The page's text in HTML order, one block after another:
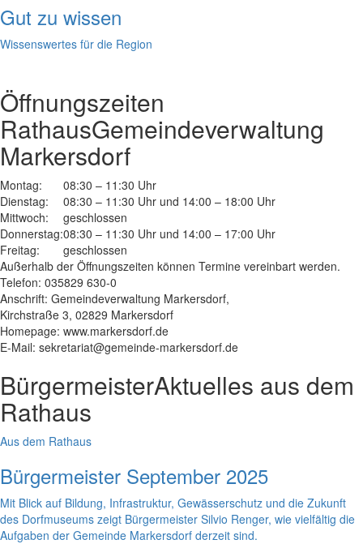
Gut zu wissen
Wissenswertes für die Region
Öffnungszeiten
RathausGemeindeverwaltung
Markersdorf
Montag:
08:30 – 11:30 Uhr
Dienstag:
08:30 – 11:30 Uhr und 14:00 – 18:00 Uhr
Mittwoch:
geschlossen
Donnerstag:08:30 – 11:30 Uhr und 14:00 – 17:00 Uhr
Freitag:
geschlossen
Außerhalb der Öffnungszeiten können Termine vereinbart werden.
Telefon: 035829 630-0
Anschrift: Gemeindeverwaltung Markersdorf,
Kirchstraße 3, 02829 Markersdorf
Homepage: www.markersdorf.de
E-Mail: sekretariat@gemeinde-markersdorf.de
BürgermeisterAktuelles aus dem
Rathaus
Aus dem Rathaus
Bürgermeister September 2025
Mit Blick auf Bildung, Infrastruktur, Gewässerschutz und die Zukunft
des Dorfmuseums zeigt Bürgermeister Silvio Renger, wie vielfältig die
Aufgaben der Gemeinde Markersdorf derzeit sind.